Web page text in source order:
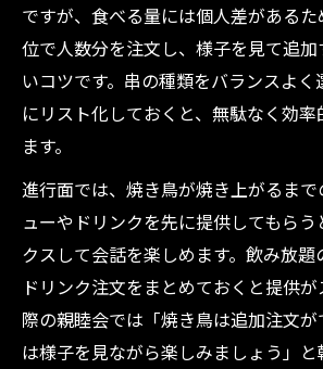
ですが、食べる量には個人差がある
位で人数分を注文し、様子を見て追
いコツです。串の種類をバランスよ
にリスト化しておくと、無駄なく効率
ます。
進行面では、焼き鳥が焼き上がるま
ューやドリンクを先に提供してもらう
クスして会話を楽しめます。飲み放
ドリンク注文をまとめておくと提供
際の親睦会では「焼き鳥は追加注文
は様子を見ながら楽しみましょう」